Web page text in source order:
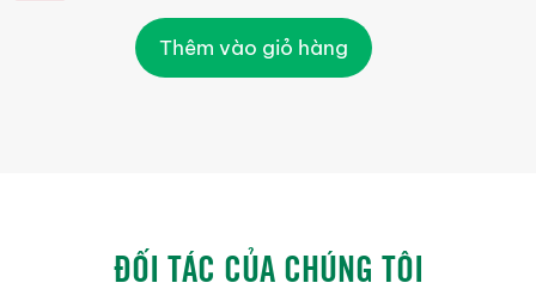
Thêm vào giỏ hàng
ĐỐI TÁC CỦA CHÚNG TÔI